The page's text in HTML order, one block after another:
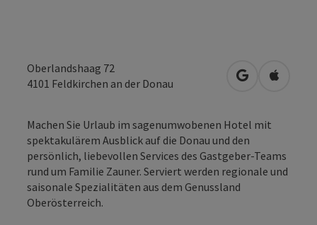
Oberlandshaag 72
4101 Feldkirchen an der Donau in Google
in
Machen Sie Urlaub im sagenumwobenen Hotel mit
spektakulärem Ausblick auf die Donau und den
persönlich, liebevollen Services des Gastgeber-Teams
rund um Familie Zauner. Serviert werden regionale und
saisonale Spezialitäten aus dem Genussland
Oberösterreich.